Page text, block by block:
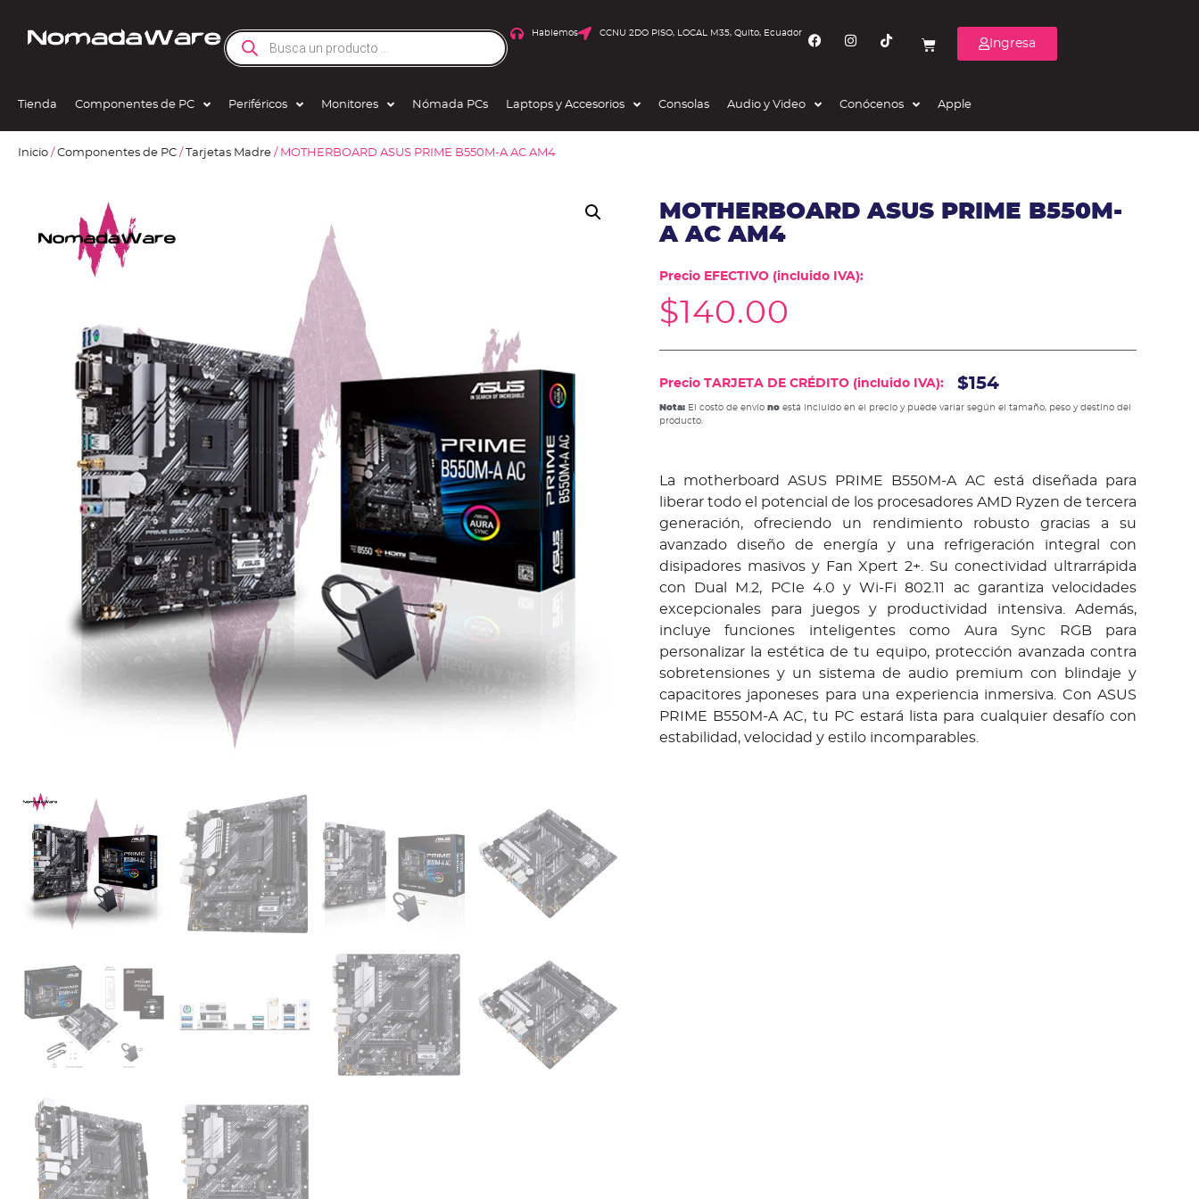
Hablemos CCNU 2DO PISO, LOCAL M35, Quito, Ecuador
Ingresa
Tienda Componentes de PC Periféricos Monitores Nómada PCs Laptops y Accesorios Consolas Audio y Video Conócenos Apple
Inicio / Componentes de PC / Tarjetas Madre / MOTHERBOARD ASUS PRIME B550M-A AC AM4
MOTHERBOARD ASUS PRIME B550M-
A AC AM4
Precio EFECTIVO (incluido IVA):
$140.00
Precio TARJETA DE CRÉDITO (incluido IVA): $154
Nota:El costo de envío noestá incluido en el precio y puede variar según el tamaño, peso y destino del
producto.
La motherboard ASUS PRIME B550M-A AC está diseñada para
liberar todo el potencial de los procesadores AMD Ryzen de tercera
generación, ofreciendo un rendimiento robusto gracias a su
avanzado diseño de energía y una refrigeración integral con
disipadores masivos y Fan Xpert 2+. Su conectividad ultrarrápida
con Dual M.2, PCIe 4.0 y Wi-Fi 802.11 ac garantiza velocidades
excepcionales para juegos y productividad intensiva. Además,
incluye funciones inteligentes como Aura Sync RGB para
personalizar la estética de tu equipo, protección avanzada contra
sobretensiones y un sistema de audio premium con blindaje y
capacitores japoneses para una experiencia inmersiva. Con ASUS
PRIME B550M-A AC, tu PC estará lista para cualquier desafío con
estabilidad, velocidad y estilo incomparables.